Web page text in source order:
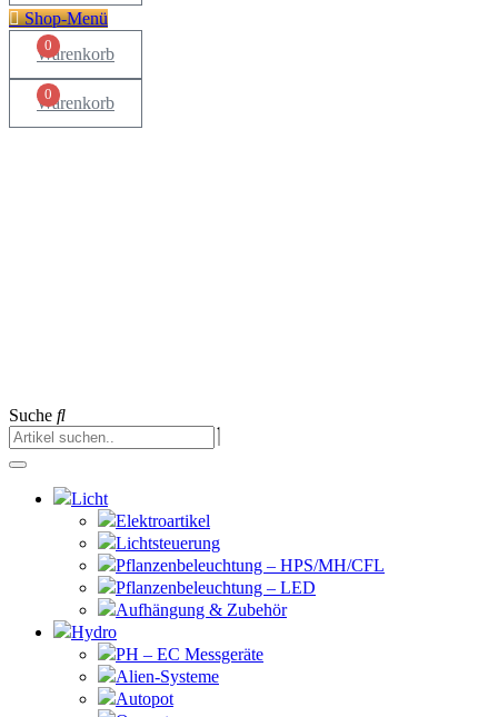
Shop-Menü
0
Warenkorb
0
Warenkorb
Suche
Licht
Elektroartikel
Lichtsteuerung
Pflanzenbeleuchtung – HPS/MH/CFL
Pflanzenbeleuchtung – LED
Aufhängung & Zubehör
Hydro
PH – EC Messgeräte
Alien-Systeme
Autopot